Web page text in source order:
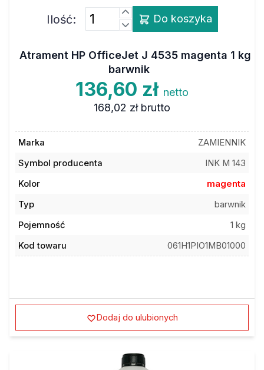
Ilość: Do koszyka
Atrament HP OfficeJet J 4535 magenta 1 kg
barwnik
136,60 zł netto
168,02 zł brutto
Marka
ZAMIENNIK
Symbol producenta
INK M 143
Kolor
magenta
Typ
barwnik
Pojemność
1 kg
Kod towaru
061H1PIO1MB01000
Dodaj do ulubionych